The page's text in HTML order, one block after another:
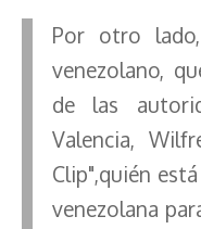
Por otro
venezolano,
de las
Valencia,
Clip",quién
venezolana